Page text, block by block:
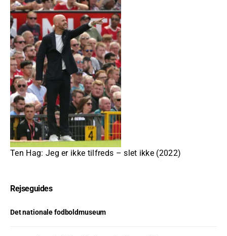
Ten Hag: Jeg er ikke tilfreds – slet ikke (2022)
Rejseguides
Det nationale fodboldmuseum